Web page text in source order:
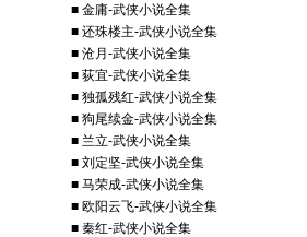
■ 金庸-武侠小说全集
■ 还珠楼主-武侠小说全集
■ 沧月-武侠小说全集
■ 荻宜-武侠小说全集
■ 独孤残红-武侠小说全集
■ 狗尾续金-武侠小说全集
■ 兰立-武侠小说全集
■ 刘定坚-武侠小说全集
■ 马荣成-武侠小说全集
■ 欧阳云飞-武侠小说全集
■ 秦红-武侠小说全集